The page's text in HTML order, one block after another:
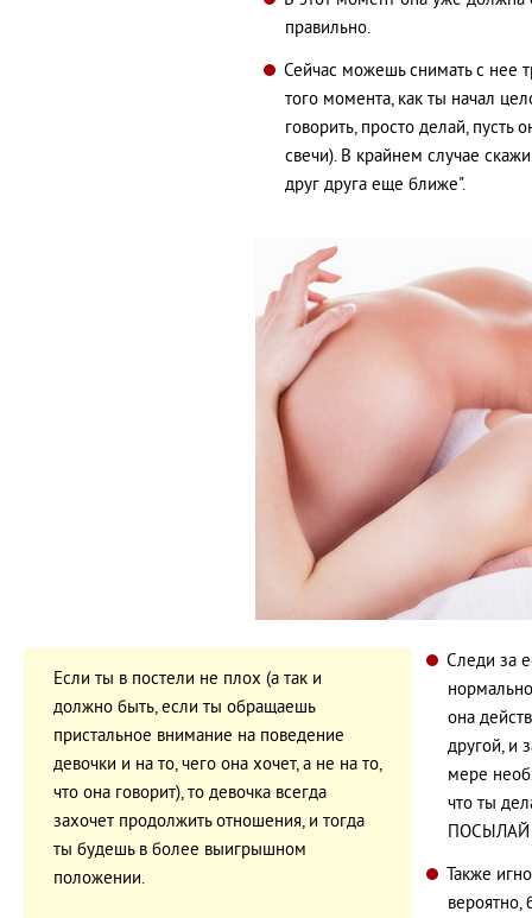
правильно.
Сейчас можешь снимать с нее
того момента, как ты начал
говорить, просто делай, пусть
свечи). В крайнем случае
друг друга еще ближе".
Если ты в постели не плох (а так и
должно быть, если ты обращаешь
пристальное внимание на поведение
девочки и на то, чего она хочет, а не на то,
что она говорит), то девочка всегда
захочет продолжить отношения, и тогда
ты будешь в более выигрышном
положении.
Следи за
она
другой, и
мере
что ты
ПОСЫЛАЙ
Также
вероятно,